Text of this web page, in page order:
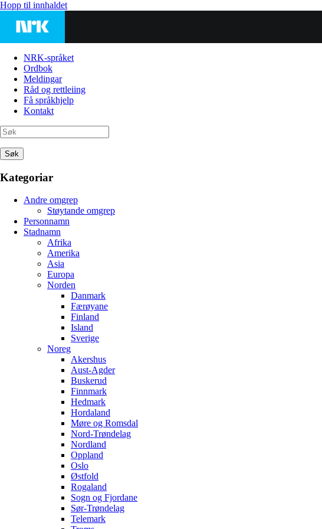
Hopp til innhaldet
NRK-språket
Ordbok
Meldingar
Råd og rettleiing
Få språkhjelp
Kontakt
Søk
Kategoriar
Andre omgrep
Støytande omgrep
Personnamn
Stadnamn
Afrika
Amerika
Asia
Europa
Norden
Danmark
Færøyane
Finland
Island
Sverige
Noreg
Akershus
Aust-Agder
Buskerud
Finnmark
Hedmark
Hordaland
Møre og Romsdal
Nord-Trøndelag
Nordland
Oppland
Oslo
Østfold
Rogaland
Sogn og Fjordane
Sør-Trøndelag
Telemark